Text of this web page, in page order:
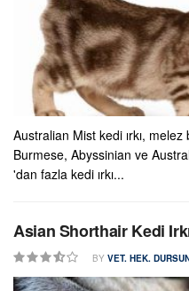
Australian Mist kedi ırkı, melez
Burmese, Abyssinian ve
'dan fazla kedi ırkı...
Asian Shorthair Kedi
BY VET. HEK.